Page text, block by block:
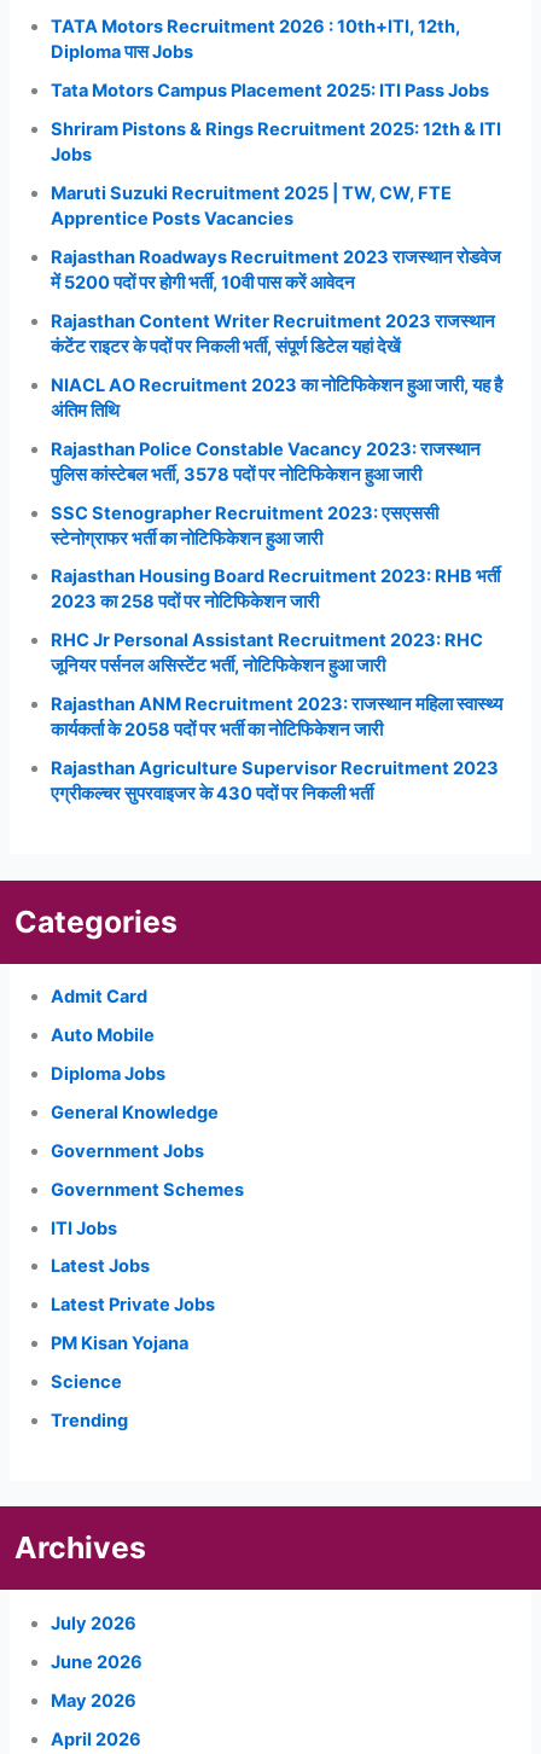
TATA Motors Recruitment 2026 : 10th+ITI, 12th,
Diploma पास Jobs
Tata Motors Campus Placement 2025: ITI Pass Jobs
Shriram Pistons & Rings Recruitment 2025: 12th & ITI
Jobs
Maruti Suzuki Recruitment 2025 | TW, CW, FTE
Apprentice Posts Vacancies
Rajasthan Roadways Recruitment 2023 राजस्थान रोडवेज
में 5200 पदों पर होगी भर्ती, 10वी पास करें आवेदन
Rajasthan Content Writer Recruitment 2023 राजस्थान
कंटेंट राइटर के पदों पर निकली भर्ती, संपूर्ण डिटेल यहां देखें
NIACL AO Recruitment 2023 का नोटिफिकेशन हुआ जारी, यह है
अंतिम तिथि
Rajasthan Police Constable Vacancy 2023: राजस्थान
पुलिस कांस्टेबल भर्ती, 3578 पदों पर नोटिफिकेशन हुआ जारी
SSC Stenographer Recruitment 2023: एसएससी
स्टेनोग्राफर भर्ती का नोटिफिकेशन हुआ जारी
Rajasthan Housing Board Recruitment 2023: RHB भर्ती
2023 का 258 पदों पर नोटिफिकेशन जारी
RHC Jr Personal Assistant Recruitment 2023: RHC
जूनियर पर्सनल असिस्टेंट भर्ती, नोटिफिकेशन हुआ जारी
Rajasthan ANM Recruitment 2023: राजस्थान महिला स्वास्थ्य
कार्यकर्ता के 2058 पदों पर भर्ती का नोटिफिकेशन जारी
Rajasthan Agriculture Supervisor Recruitment 2023
एग्रीकल्चर सुपरवाइजर के 430 पदों पर निकली भर्ती
Categories
Admit Card
Auto Mobile
Diploma Jobs
General Knowledge
Government Jobs
Government Schemes
ITI Jobs
Latest Jobs
Latest Private Jobs
PM Kisan Yojana
Science
Trending
Archives
July 2026
June 2026
May 2026
April 2026